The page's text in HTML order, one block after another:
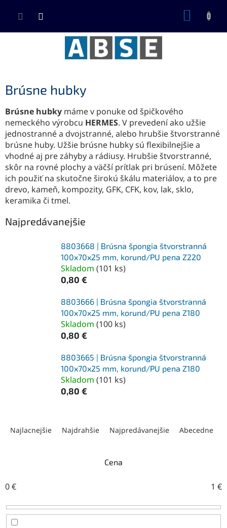
Brúsne hubky
Brúsne hubky máme v ponuke od špičkového
nemeckého výrobcu HERMES. V prevedení ako užšie
jednostranné a dvojstranné, alebo hrubšie štvorstranné
brúsne huby. Užšie brúsne hubky sú flexibilnejšie a
vhodné aj pre záhyby a rádiusy. Hrubšie štvorstranné,
skôr na rovné plochy a väčší prítlak pri brúsení. Môžete
ich použiť na skutočne širokú škálu materiálov, a to pre
drevo, kameň, kompozity, GFK, CFK, kov, lak, sklo,
keramika či tmel.
Najpredávanejšie
8803668 | Brúsna špongia štvorstranná
100x70x25 mm, korund/PU pena Z220
Skladom (101 ks)
0,80 €
8803666 | Brúsna špongia štvorstranná
100x70x25 mm, korund/PU pena Z180
Skladom (100 ks)
0,80 €
8803665 | Brúsna špongia štvorstranná
100x70x25 mm, korund/PU pena Z180
Skladom (101 ks)
0,80 €
e
r
o
Najlacnejšie Najdrahšie Najpredávanejšie Abecedne
Cena
0€ 1 €